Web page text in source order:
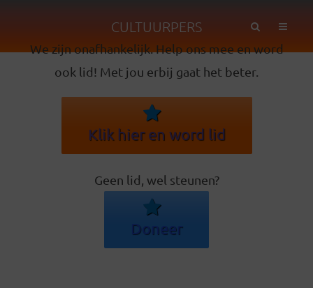
CULTUURPERS
We zijn onafhankelijk. Help ons mee en word
ook lid! Met jou erbij gaat het beter.
Klik hier en word lid
Geen lid, wel steunen?
Doneer